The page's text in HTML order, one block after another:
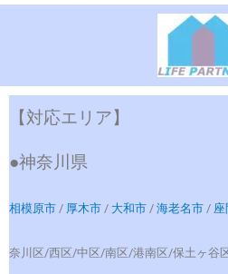
【対応エリア】
●神奈川県
相模原市 / 厚木市 / 大和市 / 海老名市 / 座
奈川区/西区/中区/南区/港南区/保土ヶ谷